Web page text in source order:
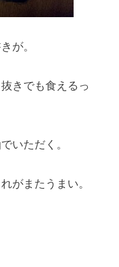
が。
きでも食えるっ
いただく。
がまたうまい。